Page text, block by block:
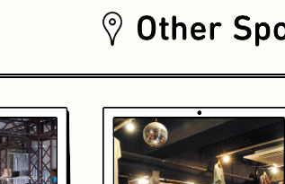
おいもスイーツ 文学碑